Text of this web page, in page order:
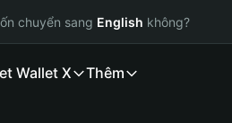
chuyển sang English không?
Wallet X Thêm